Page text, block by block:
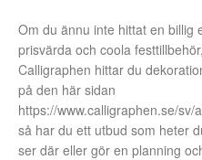
Om du ännu inte hittat en billig
prisvärda och coola
Calligraphen hittar du
på den här sidan
https://www.calligraphen.se/
så har du ett utbud som heter
ser där eller gör en planning